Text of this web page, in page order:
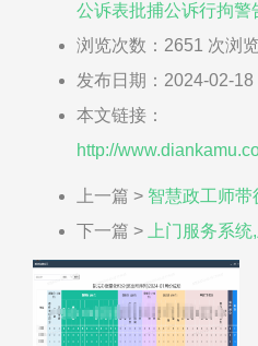
公诉表批捕公诉行拘警
浏览次数： 2651 次浏
发布日期：2024-02-18
本文链接：
http://
上一篇 > 智慧政工师带
下一篇 >
上门服务系